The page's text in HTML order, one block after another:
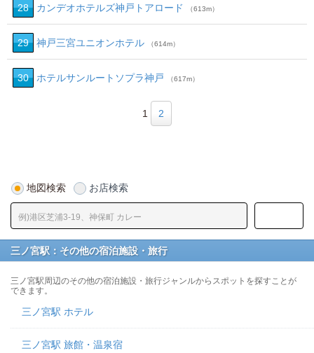
28 カンデオホテルズ神戸トアロード （613m）
29 神戸三宮ユニオンホテル （614m）
30 ホテルサンルートソプラ神戸 （617m）
1 2
地図検索 お店検索
三ノ宮駅：その他の宿泊施設・旅行
三ノ宮駅周辺のその他の宿泊施設・旅行ジャンルからスポットを探すことが
できます。
三ノ宮駅 ホテル
三ノ宮駅 旅館・温泉宿